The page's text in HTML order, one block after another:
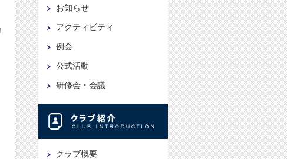
お知らせ
アクティビティ
例会
公式活動
研修会・会議
クラブ概要